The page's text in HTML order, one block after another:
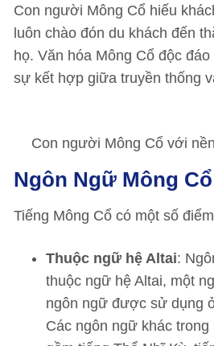
Con người Mông Cổ hiếu
luôn chào đón du khách đến
họ. Văn hóa Mông Cổ độc
sự kết hợp giữa truyền thống
Con người Mông Cổ với
Ngôn Ngữ Mông Cổ
Tiếng Mông Cổ có một số
Thuộc ngữ hệ Altai:
thuộc ngữ hệ Altai, một
ngôn ngữ được sử dụng
Các ngôn ngữ khác